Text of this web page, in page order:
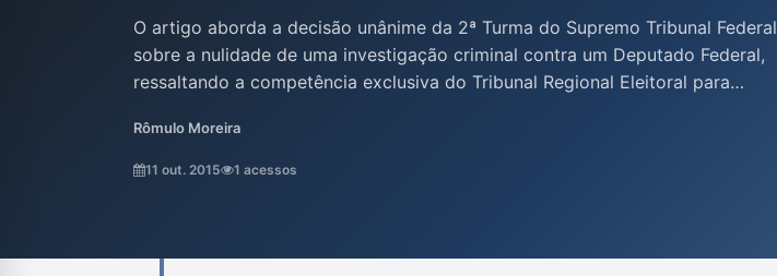
O artigo aborda a decisão unânime da 2ª Turma do Supremo Tribunal Federal
sobre a nulidade de uma investigação criminal contra um Deputado Federal,
ressaltando a competência exclusiva do Tribunal Regional Eleitoral para
Andrade Moreira, analisa como essa prerrogativa de foro influencia a
apuração de crimes e critica a inadequação da supervisão judicial nas
Rômulo Moreira
11 out. 2015 1 acessos